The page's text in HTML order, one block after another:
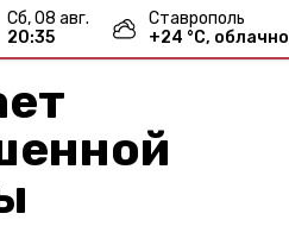
сб, 08 авг.
20:35
Ставрополь
+24 °С, облачно